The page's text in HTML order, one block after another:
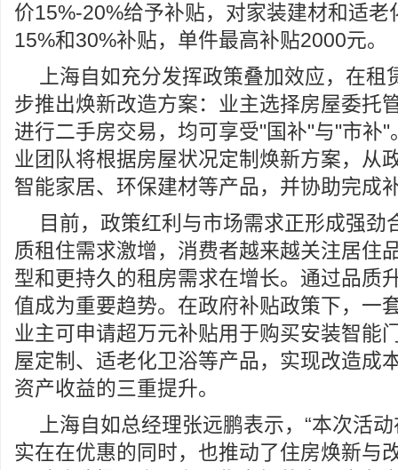
价15%-20%给予补贴，对家装建材和适老
15%和30%补贴，单件最高补贴2000元。
上海自如充分发挥政策叠加效应，在租
步推出焕新改造方案：业主选择房屋委托
进行二手房交易，均可享受"国补"与"市补
业团队将根据房屋状况定制焕新方案，从
智能家居、环保建材等产品，并协助完成
目前，政策红利与市场需求正形成强劲
质租住需求激增，消费者越来越关注居住
型和更持久的租房需求在增长。通过品质
值成为重要趋势。在政府补贴政策下，一
业主可申请超万元补贴用于购买安装智能
屋定制、适老化卫浴等产品，实现改造成
资产收益的三重提升。
上海自如总经理张远鹏表示，“本次活
实在在优惠的同时，也推动了住房焕新与